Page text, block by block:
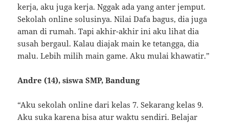
kerja, aku juga kerja. Nggak ada yang anter jemput.
Sekolah online solusinya. Nilai Dafa bagus, dia juga
aman di rumah. Tapi akhir-akhir ini aku lihat dia
susah bergaul. Kalau diajak main ke tetangga, dia
malu. Lebih milih main game. Aku mulai khawatir.”
Andre (14), siswa SMP, Bandung
“Aku sekolah online dari kelas 7. Sekarang kelas 9.
Aku suka karena bisa atur waktu sendiri. Belajar